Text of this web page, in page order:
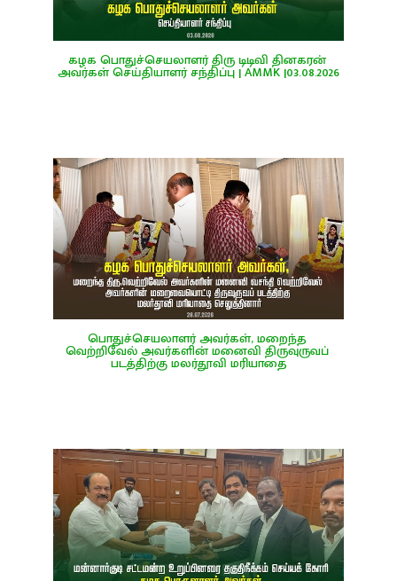
கழக பொதுச்செயலாளர் திரு டிடிவி தினகரன்
அவர்கள் செய்தியாளர் சந்திப்பு | AMMK |03.08.2026
பொதுச்செயலாளர் அவர்கள், மறைந்த
வெற்றிவேல் அவர்களின் மனைவி திருவுருவப்
படத்திற்கு மலர்தூவி மரியாதை